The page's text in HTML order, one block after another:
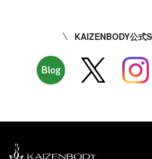
KAIZENBODY公式